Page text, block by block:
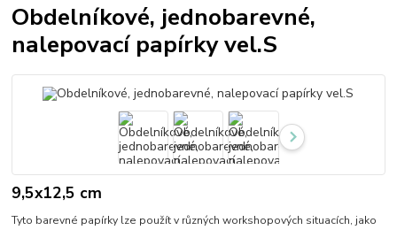
Obdelníkové, jednobarevné,
nalepovací papírky vel.S
9,5x12,5 cm
Tyto barevné papírky lze použít v různých workshopových situacích, jako